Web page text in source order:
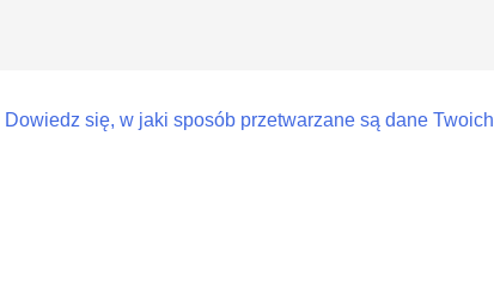
Dowiedz się, w jaki sposób przetwarzane są dane Twoich